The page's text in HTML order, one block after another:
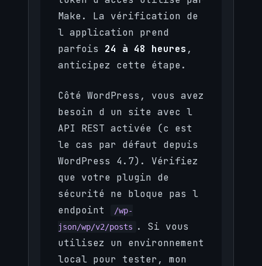
Make. La vérification de
l application prend
parfois 24 à 48 heures ,
anticipez cette étape.
Côté WordPress, vous avez
besoin d un site avec l
API REST activée (c est
le cas par défaut depuis
WordPress 4.7). Vérifiez
que votre plugin de
sécurité ne bloque pas l
endpoint
/wp-
json/wp/v2/posts
. Si vous
utilisez un environnement
local pour tester, mon